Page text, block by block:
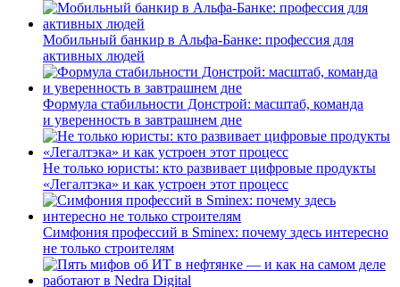
Мобильный банкир в Альфа-Банке: профессия для
активных людей
Формула стабильности Донстрой: масштаб, команда
и уверенность в завтрашнем дне
Не только юристы: кто развивает цифровые продукты
«Легалтэка» и как устроен этот процесс
Симфония профессий в Sminex: почему здесь интересно
не только строителям